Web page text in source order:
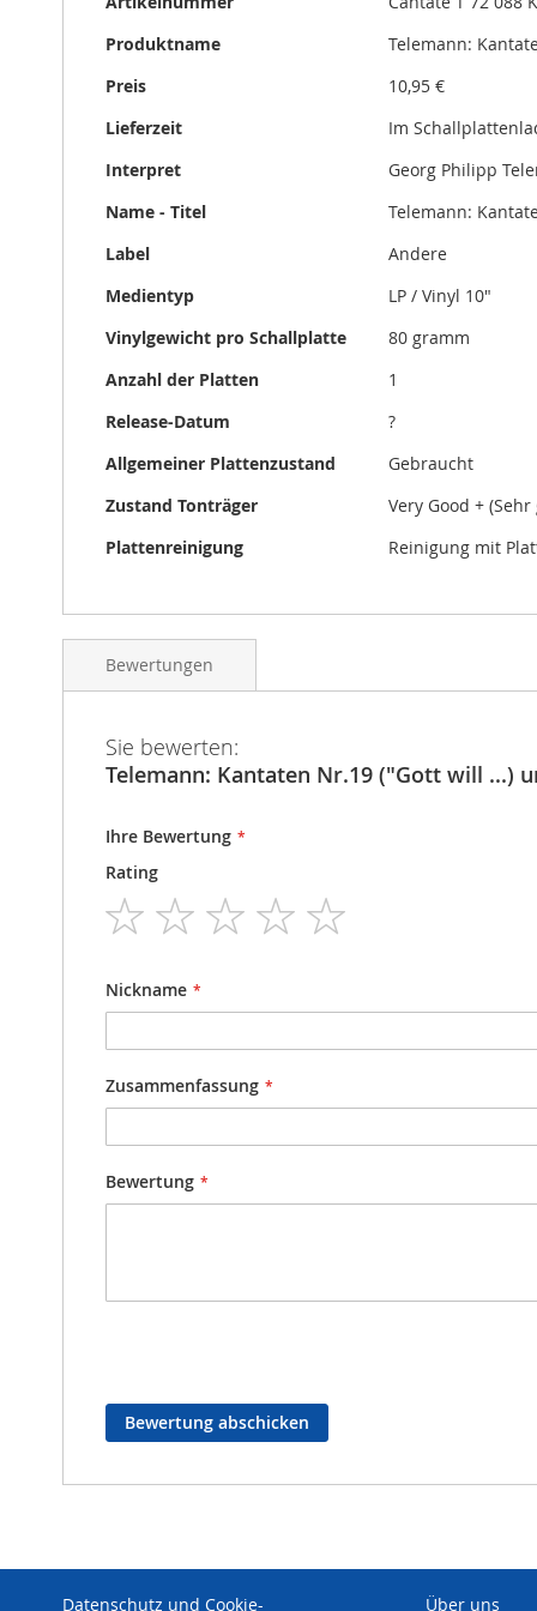
gallery
Produktname
Telemann:
Preis
10,95 €
Lieferzeit
Im
Interpret
Georg Philipp
Name - Titel
Telemann:
Label
Andere
Medientyp
LP / Vinyl 10"
Vinylgewicht pro Schallplatte
80 gramm
Anzahl der Platten
1
Release-Datum
?
Allgemeiner Plattenzustand
Gebraucht
Zustand Tonträger
Very Good + (Sehr
Plattenreinigung
Reinigung mit
Bewertungen
Sie bewerten:
Telemann: Kantaten Nr.19 ("Gott will ...)
Ihre Bewertung
Rating
1
star
2
stars
3
stars
4
stars
Nickname
Zusammenfassung
Bewertung
Bewertung abschicken
Datenschutz und Cookie- Über uns